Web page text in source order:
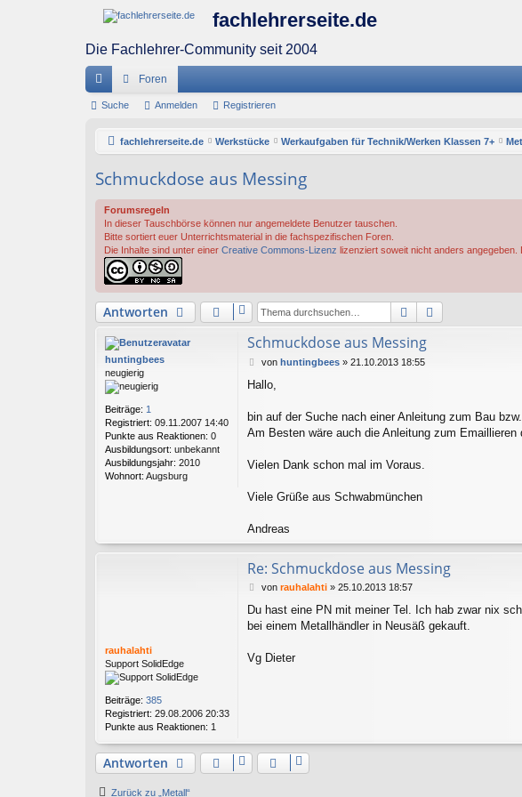
fachlehrerseite.de
Die Fachlehrer-Community seit 2004
ch
ug
Foren
Suche Anmelden Registrieren
fachlehrerseite.de Werkstücke Werkaufgaben für Technik/Werken Klassen 7+
Schmuckdose aus Messing
Forumsregeln
In dieser Tauschbörse können nur angemeldete Benutzer tauschen.
Bitte sortiert euer Unterrichtsmaterial in die fachspezifischen Foren.
Die Inhalte sind unter einer Creative Commons-Lizenz lizenziert soweit nicht anders
Antworten Suche
huntingbees
neugierig
Beiträge: 1
Registriert: 09.11.2007 14:40
Punkte aus Reaktionen: 0
Ausbildungsort: unbekannt
Ausbildungsjahr: 2010
Wohnort: Augsburg
Schmuckdose aus Messing
B
i
r
von huntingbees» 21.10.2013 18:55
Hallo,
bin auf der Suche nach einer Anleitung zum Bau
Am Besten wäre auch die Anleitung zum Emaillieren
Vielen Dank schon mal im Voraus.
Viele Grüße aus Schwabmünchen
Andreas
rauhalahti
Support SolidEdge
Beiträge: 385
Registriert: 29.08.2006 20:33
Punkte aus Reaktionen: 1
Re: Schmuckdose aus Messing
B
i
t
g
von rauhalahti» 25.10.2013 18:57
Du hast eine PN mit meiner Tel. Ich hab zwar nix
bei einem Metallhändler in Neusäß gekauft.
Vg Dieter
Antworten
Zurück zu „Metall“